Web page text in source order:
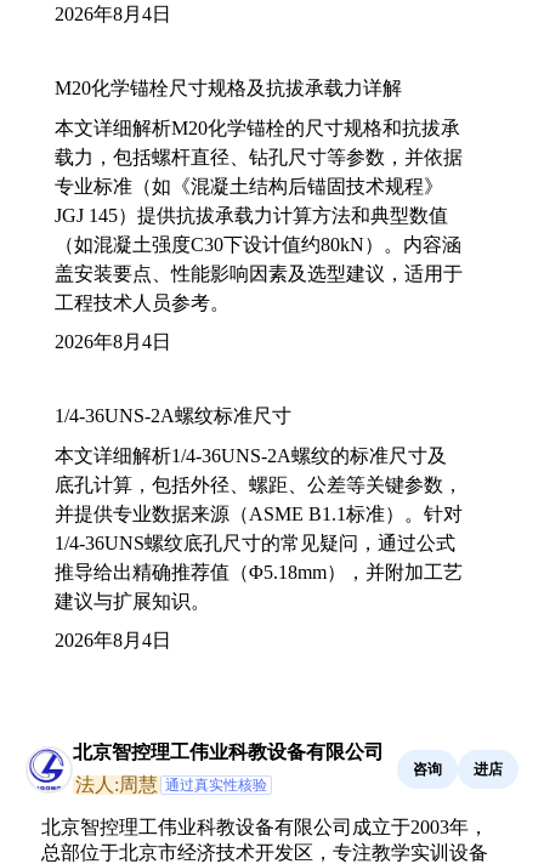
2026年8月4日
M20化学锚栓尺寸规格及抗拔承载力详解
本文详细解析M20化学锚栓的尺寸规格和抗拔承
载力，包括螺杆直径、钻孔尺寸等参数，并依据
专业标准（如《混凝土结构后锚固技术规程》
JGJ 145）提供抗拔承载力计算方法和典型数值
（如混凝土强度C30下设计值约80kN）。内容涵
盖安装要点、性能影响因素及选型建议，适用于
工程技术人员参考。
2026年8月4日
1/4-36UNS-2A螺纹标准尺寸
本文详细解析1/4-36UNS-2A螺纹的标准尺寸及
底孔计算，包括外径、螺距、公差等关键参数，
并提供专业数据来源（ASME B1.1标准）。针对
1/4-36UNS螺纹底孔尺寸的常见疑问，通过公式
推导给出精确推荐值（Φ5.18mm），并附加工艺
建议与扩展知识。
2026年8月4日
北京智控理工伟业科教设备有限公司
法人:周慧 通过真实性核验
咨询 进店
北京智控理工伟业科教设备有限公司成立于2003年，
总部位于北京市经济技术开发区，专注教学实训设备